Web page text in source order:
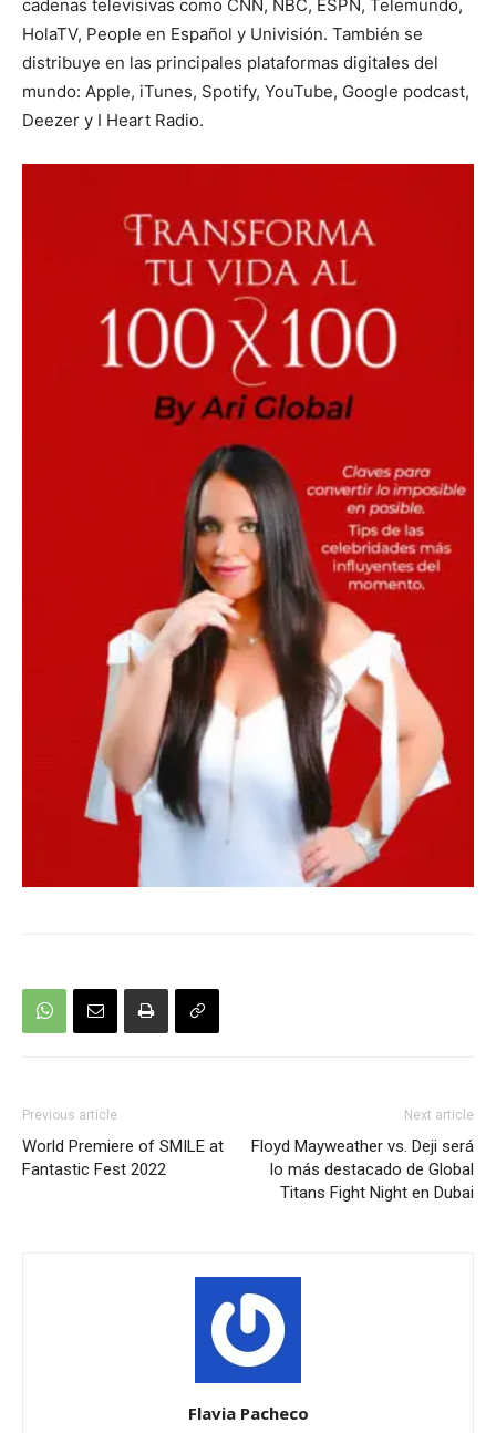
cadenas televisivas como CNN, NBC, ESPN, Telemundo,
HolaTV, People en Español y Univisión. También se
distribuye en las principales plataformas digitales del
mundo: Apple, iTunes, Spotify, YouTube, Google podcast,
Deezer y I Heart Radio.
Previous article
World Premiere of SMILE at
Fantastic Fest 2022
Next article
Floyd Mayweather vs. Deji será
lo más destacado de Global
Titans Fight Night en Dubai
Flavia Pacheco